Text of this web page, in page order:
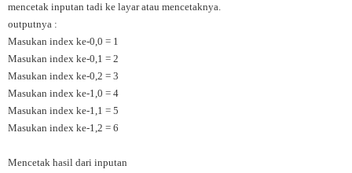
mencetak inputan tadi ke layar atau mencetaknya.
outputnya :
Masukan index ke-0,0 = 1
Masukan index ke-0,1 = 2
Masukan index ke-0,2 = 3
Masukan index ke-1,0 = 4
Masukan index ke-1,1 = 5
Masukan index ke-1,2 = 6
Mencetak hasil dari inputan